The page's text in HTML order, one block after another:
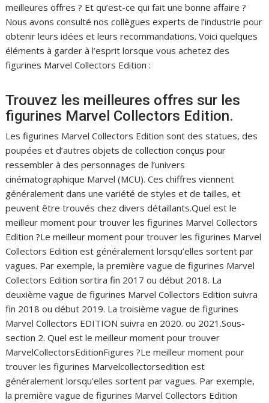
meilleures offres ? Et qu’est-ce qui fait une bonne affaire ?
Nous avons consulté nos collègues experts de l’industrie pour
obtenir leurs idées et leurs recommandations. Voici quelques
éléments à garder à l’esprit lorsque vous achetez des
figurines Marvel Collectors Edition :
Trouvez les meilleures offres sur les
figurines Marvel Collectors Edition.
Les figurines Marvel Collectors Edition sont des statues, des
poupées et d’autres objets de collection conçus pour
ressembler à des personnages de l’univers
cinématographique Marvel (MCU). Ces chiffres viennent
généralement dans une variété de styles et de tailles, et
peuvent être trouvés chez divers détaillants.Quel est le
meilleur moment pour trouver les figurines Marvel Collectors
Edition ?Le meilleur moment pour trouver les figurines Marvel
Collectors Edition est généralement lorsqu’elles sortent par
vagues. Par exemple, la première vague de figurines Marvel
Collectors Edition sortira fin 2017 ou début 2018. La
deuxième vague de figurines Marvel Collectors Edition suivra
fin 2018 ou début 2019. La troisième vague de figurines
Marvel Collectors EDITION suivra en 2020. ou 2021.Sous-
section 2. Quel est le meilleur moment pour trouver
MarvelCollectorsEditionFigures ?Le meilleur moment pour
trouver les figurines Marvelcollectorsedition est
généralement lorsqu’elles sortent par vagues. Par exemple,
la première vague de figurines Marvel Collectors Edition